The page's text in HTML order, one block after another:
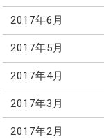
2017年6月
2017年5月
2017年4月
2017年3月
2017年2月